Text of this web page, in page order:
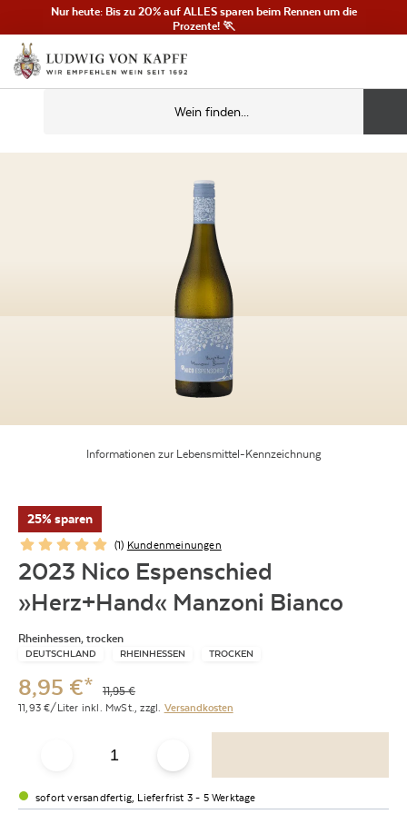
Nur heute: Bis zu 20% auf ALLES sparen beim Rennen um die
Prozente! 🏃
Informationen zur Lebensmittel-Kennzeichnung
25% sparen
(1) Kundenmeinungen
2023 Nico Espenschied
»Herz+Hand« Manzoni Bianco
Rheinhessen, trocken
DEUTSCHLAND RHEINHESSEN TROCKEN
8,95 €* 11,95€
11,93 €/Liter inkl. MwSt., zzgl. Versandkosten
sofort versandfertig, Lieferfrist 3 - 5 Werktage